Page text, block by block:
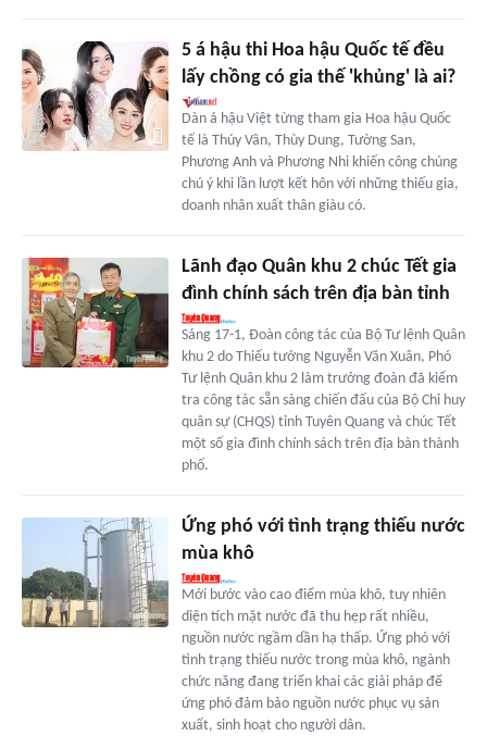
5 á hậu thi Hoa hậu Quốc tế đều
lấy chồng có gia thế 'khủng' là ai?
Dàn á hậu Việt từng tham gia Hoa hậu Quốc
tế là Thúy Vân, Thùy Dung, Tường San,
Phương Anh và Phương Nhi khiến công chúng
chú ý khi lần lượt kết hôn với những thiếu gia,
doanh nhân xuất thân giàu có.
Lãnh đạo Quân khu 2 chúc Tết gia
đình chính sách trên địa bàn tỉnh
Sáng 17-1, Đoàn công tác của Bộ Tư lệnh Quân
khu 2 do Thiếu tướng Nguyễn Văn Xuân, Phó
Tư lệnh Quân khu 2 làm trưởng đoàn đã kiểm
tra công tác sẵn sàng chiến đấu của Bộ Chỉ huy
quân sự (CHQS) tỉnh Tuyên Quang và chúc Tết
một số gia đình chính sách trên địa bàn thành
phố.
Ứng phó với tình trạng thiếu nước
mùa khô
Mới bước vào cao điểm mùa khô, tuy nhiên
diện tích mặt nước đã thu hẹp rất nhiều,
nguồn nước ngầm dần hạ thấp. Ứng phó với
tình trạng thiếu nước trong mùa khô, ngành
chức năng đang triển khai các giải pháp để
ứng phó đảm bảo nguồn nước phục vụ sản
xuất, sinh hoạt cho người dân.